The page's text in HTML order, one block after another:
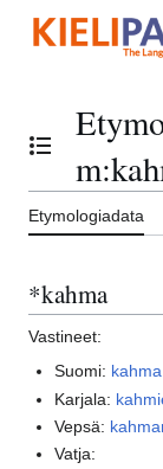
sisältöön
Vaihda
Etymologiadata
*kahma
Vastineet:
Suomi: kahma
Karjala:
Vepsä:
Vatja: